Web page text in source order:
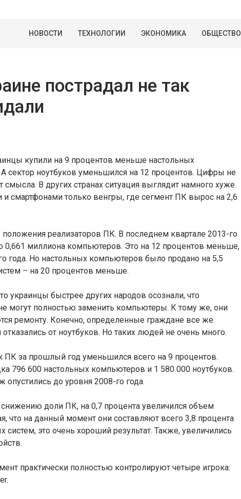
НОВОСТИ ТЕХНОЛОГИИ ЭКОНОМИКА ОБЩЕСТВО
пострадал не так
купили на 9 процентов меньше настольных
сектор ноутбуков уменьшился на 12 процентов. Цифры не
смысла. В других странах ситуация выглядит намного хуже.
и смартфонами только венгры, где сегмент ПК вырос на 2,6
реализаторов ПК. В последнем квартале 2013-го
0,661 миллиона компьютеров. Это на 12 процентов меньше,
года. Но настольных компьютеров было продано на 5,5
– на 20 процентов меньше.
украинцы быстрее других народов осознали, что
могут полностью заменить компьютеры. К тому же, они
ремонту. Конечно, определенные граждане все же
от ноутбуков. Но таких людей не очень много.
ПК за прошлый год уменьшился всего на 9 процентов.
796 600 настольных компьютеров и 1 580 000 ноутбуков.
опустились до уровня 2008-го года.
снижению доли ПК, на 0,7 процента увеличился объем
что на данный момент они составляют всего 3,8 процента
это очень хороший результат. Также, увеличились
практически полностью контролируют четыре игрока: